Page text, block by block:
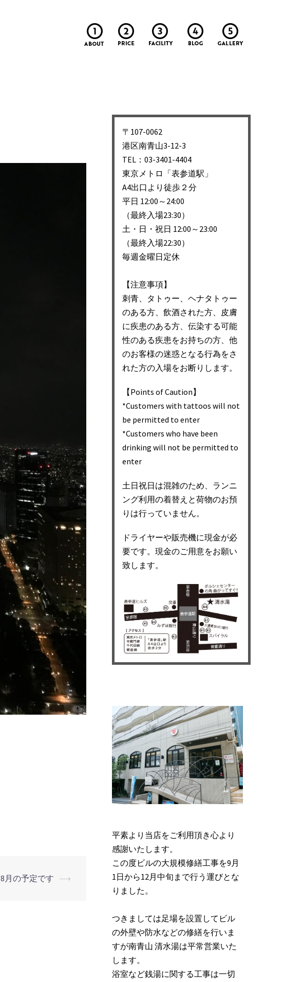
8月の予定です ⟶
〒107-0062
港区南青山3-12-3
TEL：03-3401-4404
東京メトロ「表参道駅」
A4出口より徒歩２分
平日 12:00～24:00
（最終入場23:30）
土・日・祝日 12:00～23:00
（最終入場22:30）
毎週金曜日定休
【注意事項】
刺青、タトゥー、ヘナタトゥー
のある方、飲酒された方、皮膚
に疾患のある方、伝染する可能
性のある疾患をお持ちの方、他
のお客様の迷惑となる行為をさ
れた方の入場をお断りします。
【Points of Caution】
*Customers with tattoos will not
be permitted to enter
*Customers who have been
drinking will not be permitted to
enter
土日祝日は混雑のため、ランニ
ング利用の着替えと荷物のお預
りは行っていません。
ドライヤーや販売機に現金が必
要です。現金のご用意をお願い
致します。
平素より当店をご利用頂き心より
感謝いたします。
この度ビルの大規模修繕工事を9月
1日から12月中旬まで行う運びとな
りました。
つきましては足場を設置してビル
の外壁や防水などの修繕を行いま
すが南青山 清水湯は平常営業いた
します。
浴室など銭湯に関する工事は一切